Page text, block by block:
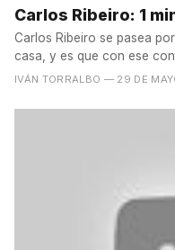
Carlos Ribeiro: 1
Carlos Ribeiro se pasea
casa, y es que con ese
IVÁN TORRALBO — 29 DE